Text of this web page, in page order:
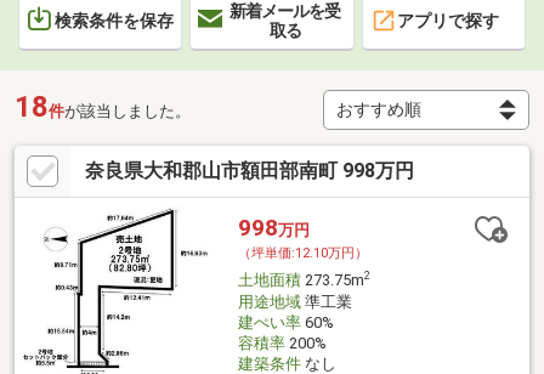
検索条件を保存
新着メールを受
取る
アプリで探す
18件が該当しました。
奈良県大和郡山市額田部南町 998万円
998万円
（坪単価:12.10万円）
土地面積273.75m2
用途地域準工業
建ぺい率60%
容積率200%
建築条件なし